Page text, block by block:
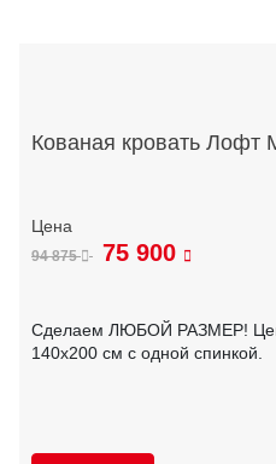
Кованая кровать Лофт
94 875 75 900
Сделаем ЛЮБОЙ РАЗМЕР!
140х200 см с одной спинкой.